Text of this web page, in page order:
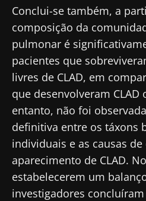
Conclui-se também, a
composição da
pulmonar é
pacientes que
livres de CLAD, em
que desenvolveram
entanto, não foi
definitiva entre os táxons
individuais e as causas
aparecimento de CLAD.
estabelecerem um
investigadores
Você está prestes a ser
deixar nosso site
Ser redirecionado
Ficar no site do
Gostaria de me
informações sobre a
Eu li e aceito as
e apolítica de
Microbiota Institute.
* Campo obrigatório
e apolítica de
Microbiota Institute.
* Campo obrigatório
BMI 20-35
Descubra